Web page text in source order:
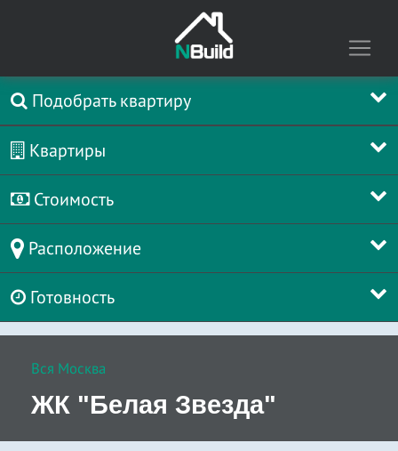
Подобрать квартиру
Квартиры
Стоимость
Расположение
Готовность
Вся Москва
ЖК "Белая Звезда"